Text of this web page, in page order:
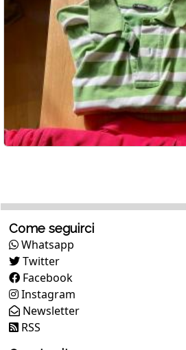
Come seguirci
Whatsapp
Twitter
Facebook
Instagram
Newsletter
RSS